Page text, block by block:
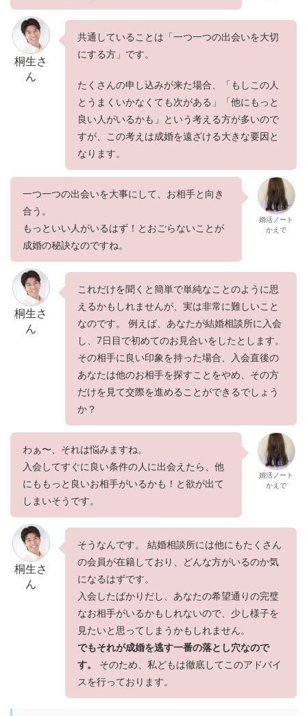
桐生さ
ん
共通していることは「一つ一つの出会いを大切
にする方」です。
たくさんの申し込みが来た場合、「もしこの人
とうまくいかなくても次がある」「他にもっと
良い人がいるかも」という考える方が多いので
すが、この考えは成婚を遠ざける大きな要因と
なります。
一つ一つの出会いを大事にして、お相手と向き
合う。
もっといい人がいるはず！とおごらないことが
成婚の秘訣なのですね。
婚活ノート
かえで
桐生さ
ん
これだけを聞くと簡単で単純なことのように思
えるかもしれませんが、実は非常に難しいこと
なのです。 例えば、あなたが結婚相談所に入会
し、7日目で初めてのお見合いをしたとします。
その相手に良い印象を持った場合、入会直後の
あなたは他のお相手を探すことをやめ、その方
だけを見て交際を進めることができるでしょう
か？
わぁ〜、それは悩みますね。
入会してすぐに良い条件の人に出会えたら、他
にももっと良いお相手がいるかも！と欲が出て
しまいそうです。
婚活ノート
かえで
桐生さ
ん
そうなんです。 結婚相談所には他にもたくさん
の会員が在籍しており、どんな方がいるのか気
になるはずです。
入会したばかりだし、あなたの希望通りの完璧
なお相手がいるかもしれないので、少し様子を
見たいと思ってしまうかもしれません。
でもそれが成婚を逃す一番の落とし穴なので
す。
そのため、私どもは徹底してこのアドバイ
スを行っております。